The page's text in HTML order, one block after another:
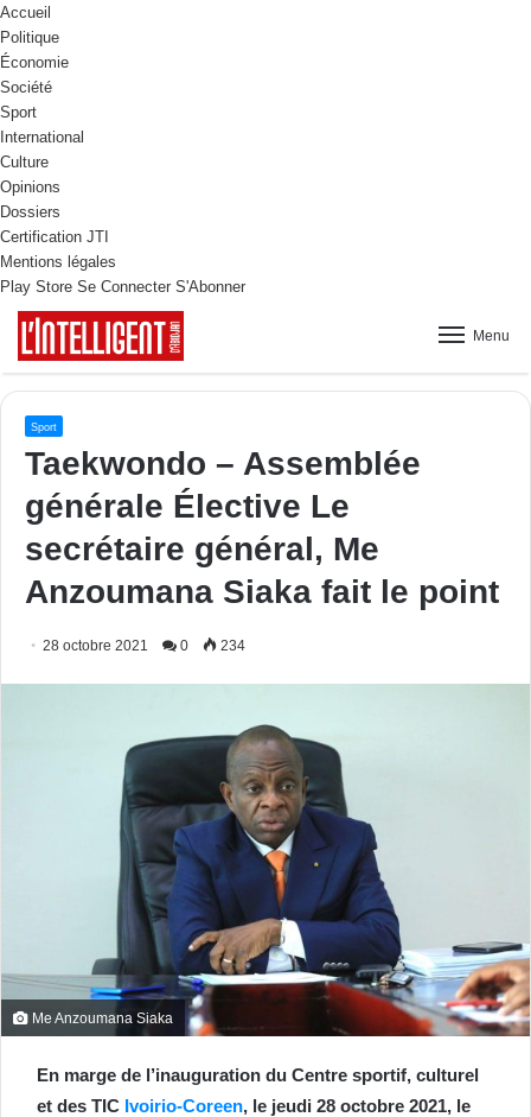
Accueil
Politique
Économie
Société
Sport
International
Culture
Opinions
Dossiers
Certification JTI
Mentions légales
Play Store Se Connecter S'Abonner
Menu
Sport
Taekwondo – Assemblée
générale Élective Le
secrétaire général, Me
Anzoumana Siaka fait le point
28 octobre 2021 0 234
Me Anzoumana Siaka
En marge de l’inauguration du Centre sportif, culturel
et des TIC Ivoirio-Coreen, le jeudi 28 octobre 2021, le